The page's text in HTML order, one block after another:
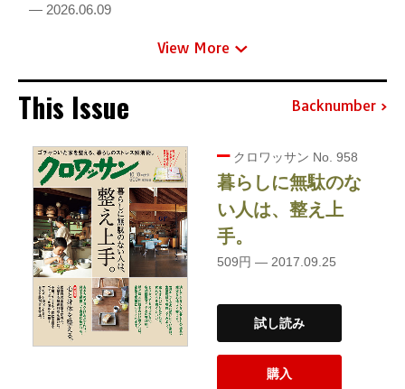
— 2026.06.09
View More
This Issue Backnumber
クロワッサン No. 958
暮らしに無駄のな
い人は、整え上
手。
509円 — 2017.09.25
試し読み
購入